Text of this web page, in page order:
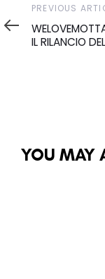
Previous
Article
PREVIOUS
IL RILANCIO
YOU MAY